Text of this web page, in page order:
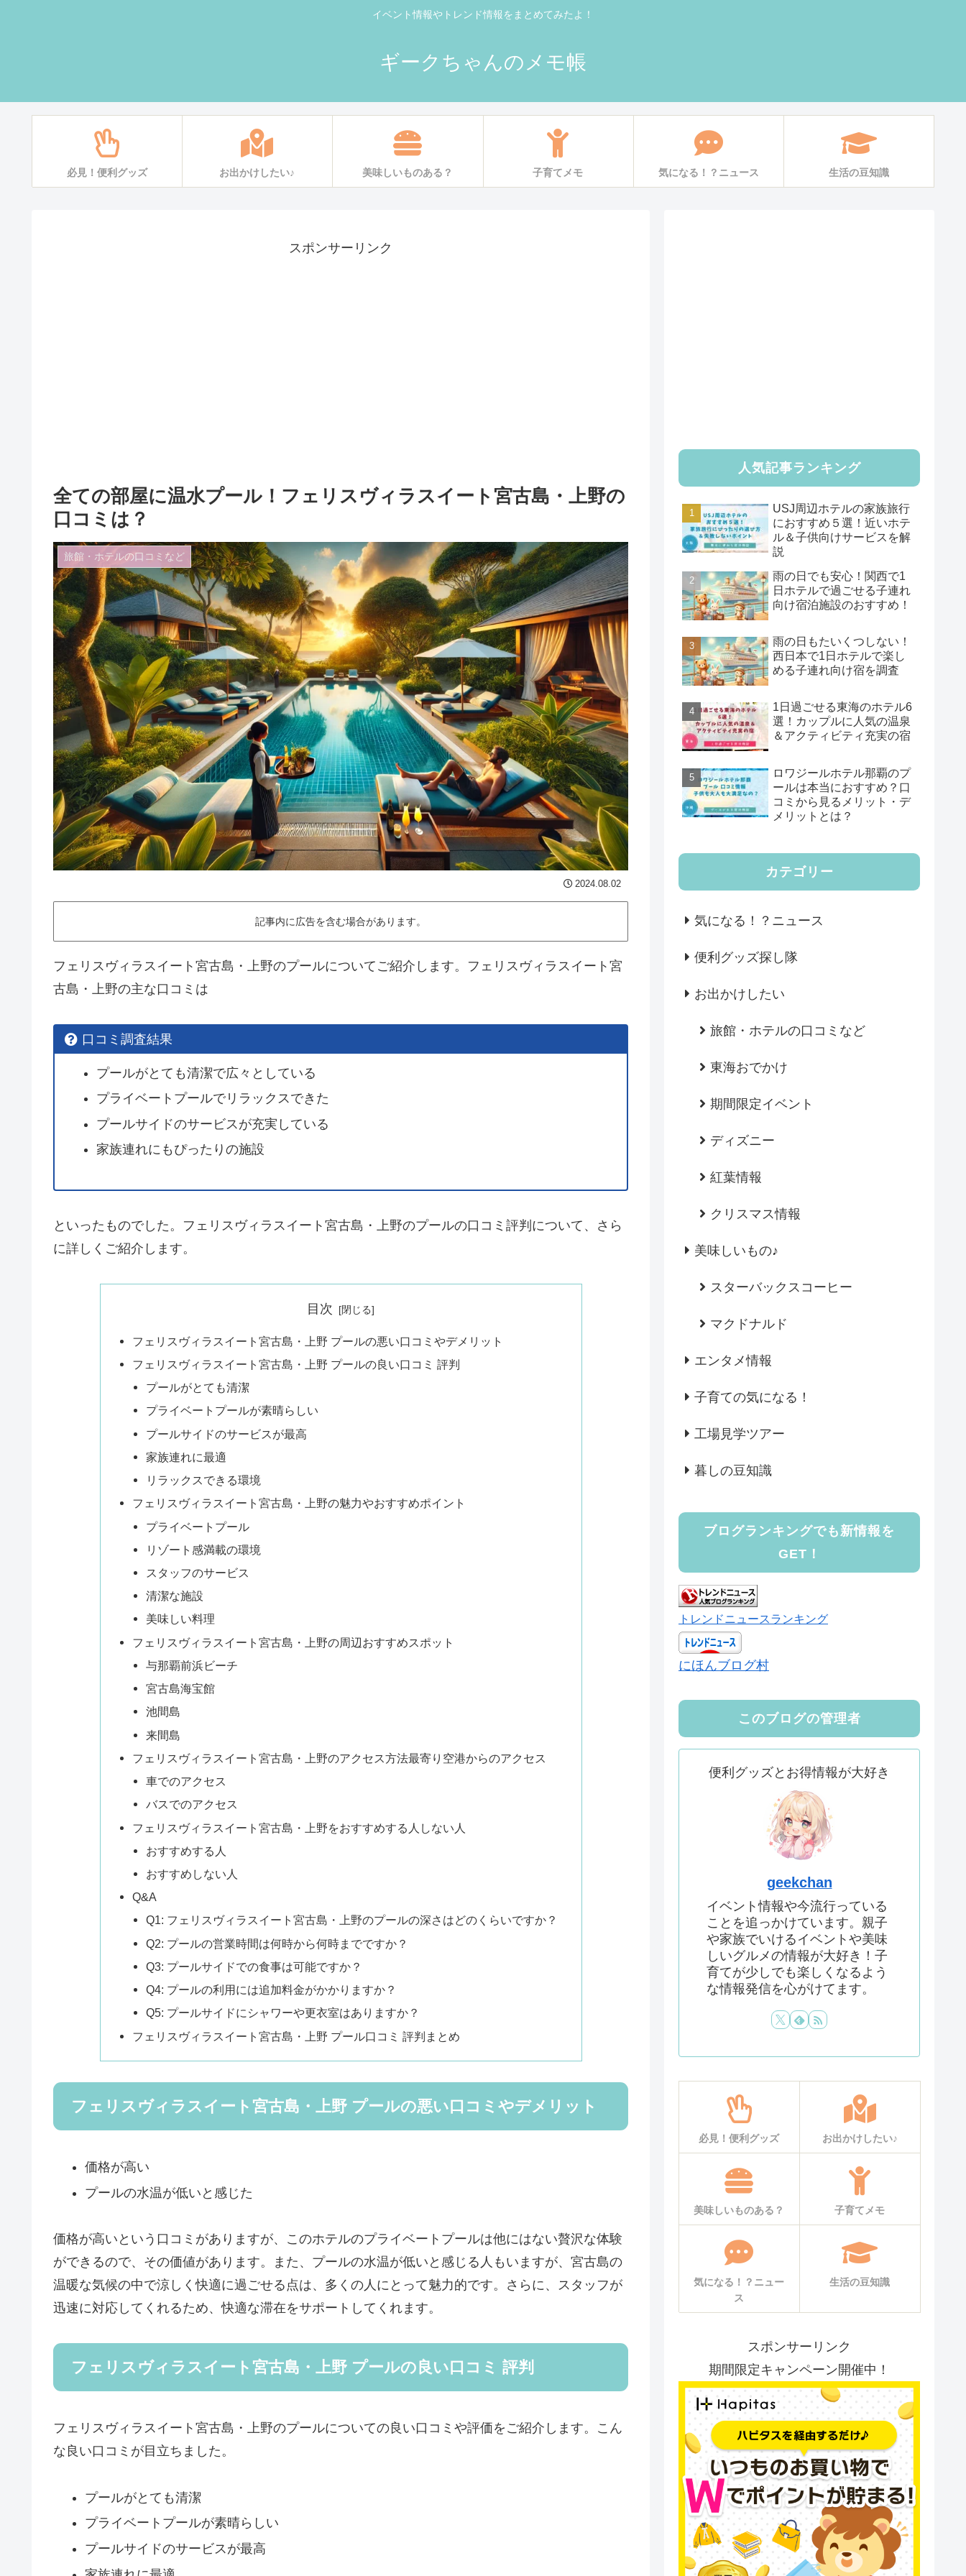
イベント情報やトレンド情報をまとめてみたよ！
ギークちゃんのメモ帳
必見！便利グッズ お出かけしたい♪ 美味しいものある？ 子育てメモ 気になる！？ニュース 生活の豆知識
スポンサーリンク
全ての部屋に温水プール！フェリスヴィラスイート宮古島・上野の
口コミは？
旅館・ホテルの口コミなど
2024.08.02
記事内に広告を含む場合があります。
フェリスヴィラスイート宮古島・上野のプールについてご紹介します。フェリスヴィラスイート宮
古島・上野の主な口コミは
口コミ調査結果
プールがとても清潔で広々としている
プライベートプールでリラックスできた
プールサイドのサービスが充実している
家族連れにもぴったりの施設
といったものでした。フェリスヴィラスイート宮古島・上野のプールの口コミ評判について、さら
に詳しくご紹介します。
目次
フェリスヴィラスイート宮古島・上野 プールの悪い口コミやデメリット
フェリスヴィラスイート宮古島・上野 プールの良い口コミ 評判
プールがとても清潔
プライベートプールが素晴らしい
プールサイドのサービスが最高
家族連れに最適
リラックスできる環境
フェリスヴィラスイート宮古島・上野の魅力やおすすめポイント
プライベートプール
リゾート感満載の環境
スタッフのサービス
清潔な施設
美味しい料理
フェリスヴィラスイート宮古島・上野の周辺おすすめスポット
与那覇前浜ビーチ
宮古島海宝館
池間島
来間島
フェリスヴィラスイート宮古島・上野のアクセス方法最寄り空港からのアクセス
車でのアクセス
バスでのアクセス
フェリスヴィラスイート宮古島・上野をおすすめする人しない人
おすすめする人
おすすめしない人
Q&A
Q1: フェリスヴィラスイート宮古島・上野のプールの深さはどのくらいですか？
Q2: プールの営業時間は何時から何時までですか？
Q3: プールサイドでの食事は可能ですか？
Q4: プールの利用には追加料金がかかりますか？
Q5: プールサイドにシャワーや更衣室はありますか？
フェリスヴィラスイート宮古島・上野 プール口コミ 評判まとめ
フェリスヴィラスイート宮古島・上野 プールの悪い口コミやデメリット
価格が高い
プールの水温が低いと感じた
価格が高いという口コミがありますが、このホテルのプライベートプールは他にはない贅沢な体験
ができるので、その価値があります。また、プールの水温が低いと感じる人もいますが、宮古島の
温暖な気候の中で涼しく快適に過ごせる点は、多くの人にとって魅力的です。さらに、スタッフが
迅速に対応してくれるため、快適な滞在をサポートしてくれます。
フェリスヴィラスイート宮古島・上野 プールの良い口コミ 評判
フェリスヴィラスイート宮古島・上野のプールについての良い口コミや評価をご紹介します。こん
な良い口コミが目立ちました。
プールがとても清潔
プライベートプールが素晴らしい
プールサイドのサービスが最高
人気記事ランキング
USJ周辺ホテルの家族旅行
におすすめ５選！近いホテ
ル＆子供向けサービスを解
説
雨の日でも安心！関西で1
日ホテルで過ごせる子連れ
向け宿泊施設のおすすめ！
雨の日もたいくつしない！
西日本で1日ホテルで楽し
める子連れ向け宿を調査
1日過ごせる東海のホテル6
選！カップルに人気の温泉
＆アクティビティ充実の宿
ロワジールホテル那覇のプ
ールは本当におすすめ？口
コミから見るメリット・デ
メリットとは？
カテゴリー
気になる！？ニュース
便利グッズ探し隊
お出かけしたい
旅館・ホテルの口コミなど
東海おでかけ
期間限定イベント
ディズニー
紅葉情報
クリスマス情報
美味しいもの♪
スターバックスコーヒー
マクドナルド
エンタメ情報
子育ての気になる！
工場見学ツアー
暮しの豆知識
ブログランキングでも新情報を
GET！
トレンドニュースランキング
にほんブログ村
このブログの管理者
便利グッズとお得情報が大好き
geekchan
イベント情報や今流行っている
ことを追っかけています。親子
や家族でいけるイベントや美味
しいグルメの情報が大好き！子
育てが少しでも楽しくなるよう
な情報発信を心がけてます。
必見！便利グッズ お出かけしたい♪
美味しいものある？ 子育てメモ
気になる！？ニュー
ス
生活の豆知識
スポンサーリンク
期間限定キャンペーン開催中！